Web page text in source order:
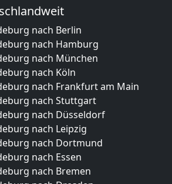
nach Berlin
nach Hamburg
nach München
nach Köln
nach Frankfurt am Main
nach Stuttgart
nach Düsseldorf
nach Leipzig
nach Dortmund
nach Essen
nach Bremen